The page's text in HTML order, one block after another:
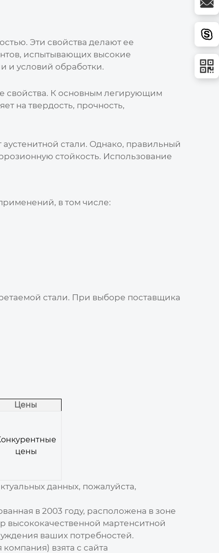
Эти свойства делают ее
испытывающих высокие
и условий обработки.
свойства. К основным легирующим
на твердость, прочность,
стали. Однако, правильный
стойкость. Использование
в том числе:
стали. При выборе поставщика
Цены
цены
данных, пожалуйста,
в 2003 году, расположена в зоне
высококачественной мартенситной
ваших потребностей.
взята с сайта